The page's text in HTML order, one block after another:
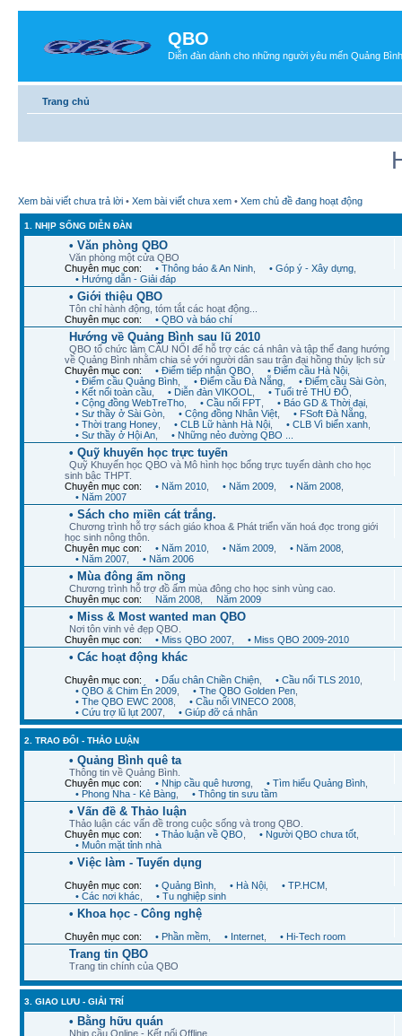
QBO
Diễn đàn dành cho những người yêu mến Quảng Bình
Trang chủ
Xem bài viết chưa trả lời • Xem bài viết chưa xem • Xem chủ đề đang hoạt động
1. NHỊP SỐNG DIỄN ĐÀN
• Văn phòng QBO
Văn phòng một cửa QBO
Chuyên mục con:
• Thông báo & An Ninh,
• Góp ý - Xây dựng
• Giới thiệu QBO
Tôn chỉ hành động, tóm tắt các hoạt động...
Chuyên mục con:
• QBO và báo chí
Hướng về Quảng Bình sau lũ 2010
QBO tổ chức làm CẦU NỐI để hỗ trợ các cá nhân và tập thể đang hướng
về Quảng Bình nhằm chia sẻ với người dân sau trận đại hồng thủy lịch sử
Chuyên mục con:
• Điểm tiếp nhận QBO • Điểm cầu Hà Nội,
• Điểm cầu Quảng Bình, • Điểm cầu Đà Nẵng , • Điểm cầu Sài Gòn
• Kết nối toàn cầu, • Diễn đàn VIKOOL, • Tuổi trẻ THỦ ĐÔ,
• Cộng đồng WebTreTho, • Cầu nối FPT, • Báo GD & Thời đại,
• Sư thầy ở Sài Gòn
• Cộng đồng Nhân Việt,
• Thời trang Honey, • CLB Lữ hành Hà Nội, • CLB Vì biển xanh,
• Sư thầy ở Hội An, • Những nẻo đường QBO ...
• Quỹ khuyến học trực tuyến
Quỹ Khuyến học QBO và Mô hình học bổng trực tuyến dành cho học
sinh bậc THPT.
Chuyên mục con:
• Năm 2010, • Năm 2009, • Năm 2008,
• Năm 2007
• Sách cho miền cát trắng.
Chương trình hỗ trợ sách giáo khoa & Phát triển văn hoá đọc trong giới
học sinh nông thôn.
Chuyên mục con:
• Năm 2010, • Năm 2009, • Năm 2008,
• Năm 2007, • Năm 2006
• Mùa đông ấm nồng
Chương trình hỗ trợ đồ ấm mùa đông cho học sinh vùng cao.
Chuyên mục con:
Năm 2008, Năm 2009
• Miss & Most wanted man QBO
Nơi tôn vinh vẻ đẹp QBO.
Chuyên mục con:
• Miss QBO 2007
• Các hoạt động khác
Chuyên mục con: • Dấu chân Chiền Chiện, • Cầu nối TLS 2010
• QBO & Chim Én 2009 , • The QBO Golden Pen
• The QBO EWC 2008, • Cầu nối VINECO 2008,
• Cứu trợ lũ lụt 2007, • Giúp đỡ cá nhân
2. TRAO ĐỔI - THẢO LUẬN
• Quảng Bình quê ta
Thông tin về Quảng Bình.
Chuyên mục con:
• Nhịp cầu quê hương, • Tìm hiểu Quảng Bình,
• Phong Nha - Kẻ Bàng,
• Vấn đề & Thảo luận
Thảo luận các vấn đề trong cuộc sống và trong QBO.
Chuyên mục con:
• Thảo luận về QBO, • Người QBO chưa tốt,
• Muôn mặt tỉnh nhà
• Việc làm - Tuyển dụng
Chuyên mục con: • Quảng Bình, • Hà Nội, • TP.HCM,
• Các nơi khác ,
• Khoa học - Công nghệ
Chuyên mục con:
Trang tin chính của QBO
3. GIAO LƯU - GIẢI TRÍ